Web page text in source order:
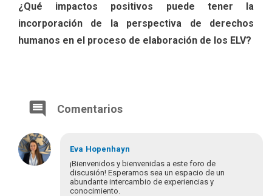
¿Qué impactos positivos puede tener la
incorporación de la perspectiva de derechos
humanos en el proceso de elaboración de los ELV?
Comentarios
Eva Hopenhayn
¡Bienvenidos y bienvenidas a este foro de
discusión! Esperamos sea un espacio de un
abundante intercambio de experiencias y
conocimiento.